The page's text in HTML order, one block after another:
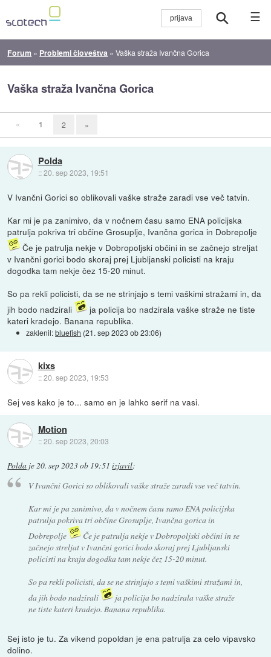
☰
Forum » Problemi človeštva »Vaška straža Ivančna Gorica
Vaška straža Ivančna Gorica
« 1 2 »
Polda
::20. sep 2023, 19:51
V Ivančni Gorici so oblikovali vaške straže zaradi vse več tatvin.
Kar mi je pa zanimivo, da v nočnem času samo ENA policijska
patrulja pokriva tri občine Grosuplje, Ivančna gorica in Dobrepolje
Če je patrulja nekje v Dobropoljski občini in se začnejo streljat
v Ivančni gorici bodo skoraj prej Ljubljanski policisti na kraju
dogodka tam nekje čez 15-20 minut.
So pa rekli policisti, da se ne strinjajo s temi vaškimi stražami in, da
jih bodo nadzirali
ja policija bo nadzirala vaške straže ne tiste
kateri kradejo. Banana republika.
zaklenil:bluefish (21. sep 2023 ob 23:06)
kixs
::20. sep 2023, 19:53
Sej ves kako je to... samo en je lahko serif na vasi.
Motion
::20. sep 2023, 20:03
Polda je 20. sep 2023 ob 19:51 izjavil:
V Ivančni Gorici so oblikovali vaške straže zaradi vse več tatvin.
Kar mi je pa zanimivo, da v nočnem času samo ENA policijska
patrulja pokriva tri občine Grosuplje, Ivančna gorica in
Dobrepolje
Če je patrulja nekje v Dobropoljski občini in se
začnejo streljat v Ivančni gorici bodo skoraj prej Ljubljanski
policisti na kraju dogodka tam nekje čez 15-20 minut.
So pa rekli policisti, da se ne strinjajo s temi vaškimi stražami in,
da jih bodo nadzirali
ja policija bo nadzirala vaške straže
ne tiste kateri kradejo. Banana republika.
Sej isto je tu. Za vikend popoldan je ena patrulja za celo vipavsko
dolino.